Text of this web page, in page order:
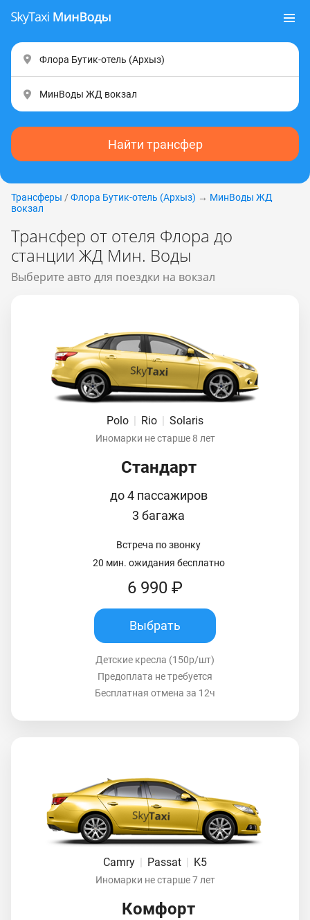
Найти трансфер
Трансферы / Флора Бутик-отель (Apxыз) → МинВоды ЖД
вокзал
Трансфер от отеля Флора до
станции ЖД Мин. Воды
Выберите авто для поездки на вокзал
Polo | Rio | Solaris
Иномарки не старше 8 лет
Стандарт
до 4 пассажиров
3 багажа
Встреча по звонку
20 мин. ожидания бесплатно
6 990 ₽
Выбрать
Детские кресла (150р/шт)
Предоплата не требуется
Бесплатная отмена за 12ч
Camry Passat K5
Иномарки не старше 7 лет
Комфорт